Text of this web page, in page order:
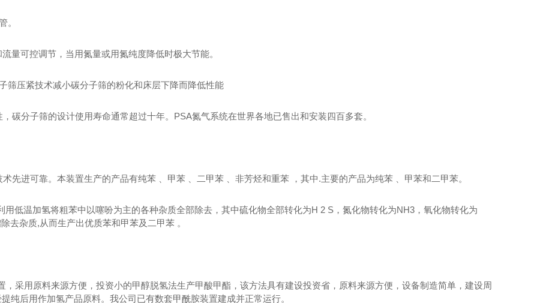
。
流量可控调节，当用氮量或用氮纯度降低时极大节能。
筛压紧技术减小碳分子筛的粉化和床层下降而降低性能
碳分子筛的设计使用寿命通常超过十年。 PSA氮气系统在世界各地已售出和安装四百多套。
先进可靠。本装置生产的产品有纯苯 、甲苯 、二甲苯 、非芳烃和重苯 ，其中.主要的产品为纯苯 、甲苯和二甲苯。
用低温加氢将粗苯中以噻吩为主的各种杂质全部除去，其中硫化物全部转化为H 2 S ，氮化物转化为NH3 ，氧化物转化为
去杂质,从而生产出优质苯和甲苯及二甲苯 。
采用原料来源方便，投资小的甲醇脱氢法生产甲酸甲酯，该方法具有建设投资省，原料来源方便，设备制造简单，建设周
纯后用作加氢产品原料。我公司已有数套甲酰胺装置建成并正常运行。